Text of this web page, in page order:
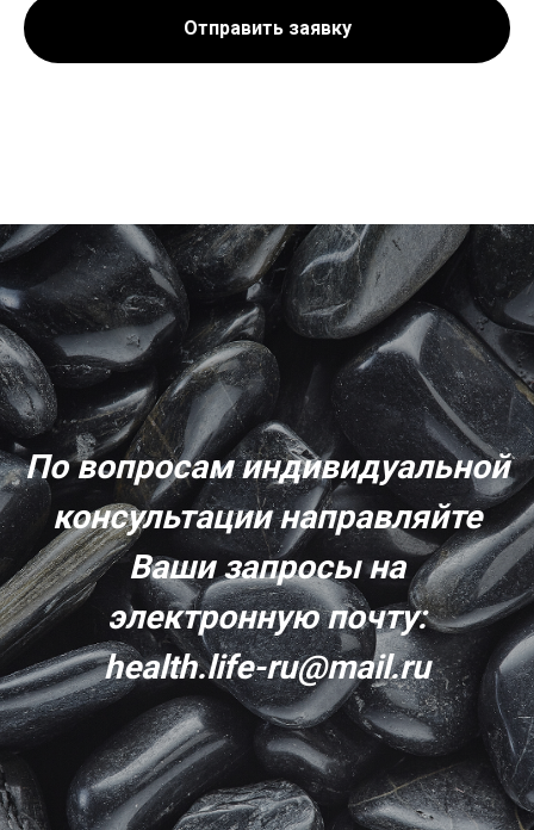
Отправить заявку
По вопросам индивидуальной
консультации направляйте
Ваши запросы на
электронную почту:
health.life-ru@mail.ru